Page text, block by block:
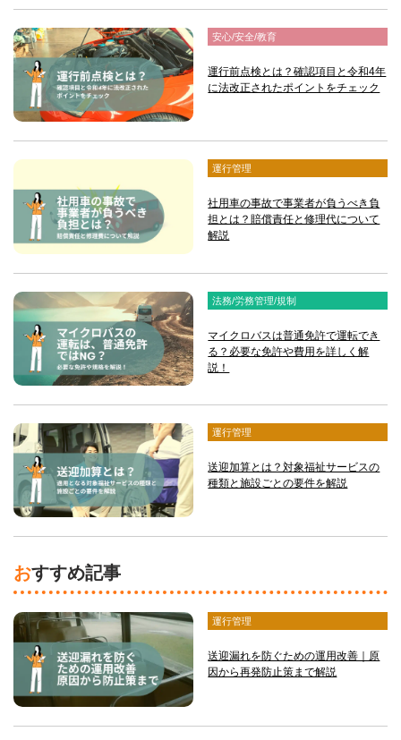
安心/安全/教育
運行前点検とは？確認項目と令和4年
に法改正されたポイントをチェック
運行管理
社用車の事故で事業者が負うべき負
担とは？賠償責任と修理代について
解説
法務/労務管理/規制
マイクロバスは普通免許で運転でき
る？必要な免許や費用を詳しく解
説！
運行管理
送迎加算とは？対象福祉サービスの
種類と施設ごとの要件を解説
おすすめ記事
運行管理
送迎漏れを防ぐための運用改善｜原
因から再発防止策まで解説